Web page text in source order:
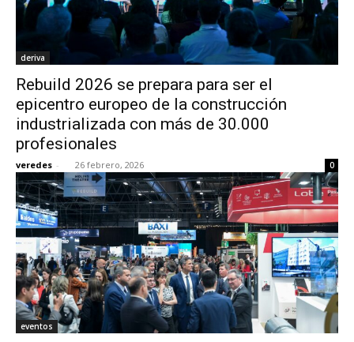
deriva
Rebuild 2026 se prepara para ser el
epicentro europeo de la construcción
industrializada con más de 30.000
profesionales
veredes - 26 febrero, 2026 0
eventos